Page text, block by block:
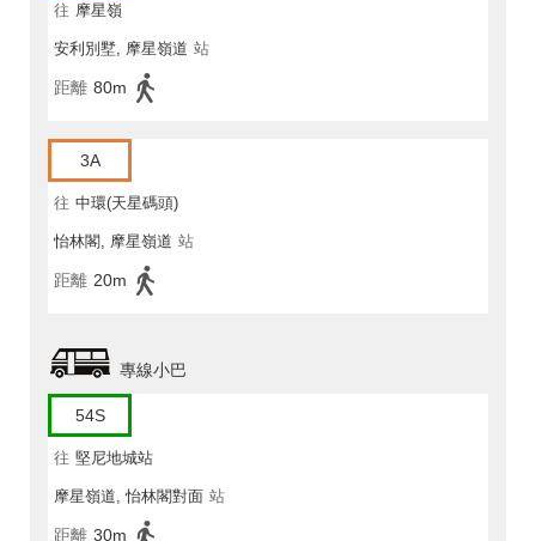
往 摩星嶺
安利別墅, 摩星嶺道 站
距離 80m
3A
往 中環(天星碼頭)
怡林閣, 摩星嶺道 站
距離 20m
專線小巴
54S
往 堅尼地城站
摩星嶺道, 怡林閣對面 站
距離 30m